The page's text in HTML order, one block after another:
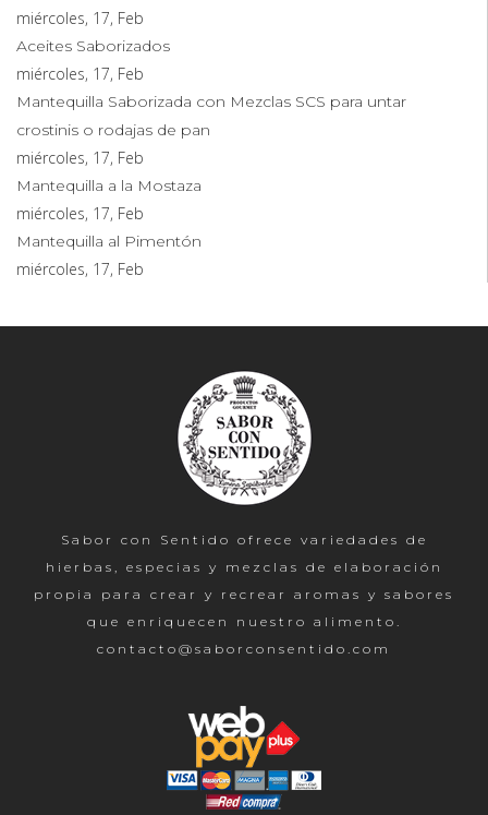
miércoles, 17, Feb
Aceites Saborizados
miércoles, 17, Feb
Mantequilla Saborizada con Mezclas SCS para untar
crostinis o rodajas de pan
miércoles, 17, Feb
Mantequilla a la Mostaza
miércoles, 17, Feb
Mantequilla al Pimentón
miércoles, 17, Feb
Sabor con Sentido ofrece variedades de
hierbas, especias y mezclas de elaboración
propia para crear y recrear aromas y sabores
que enriquecen nuestro alimento.
contacto@saborconsentido.com